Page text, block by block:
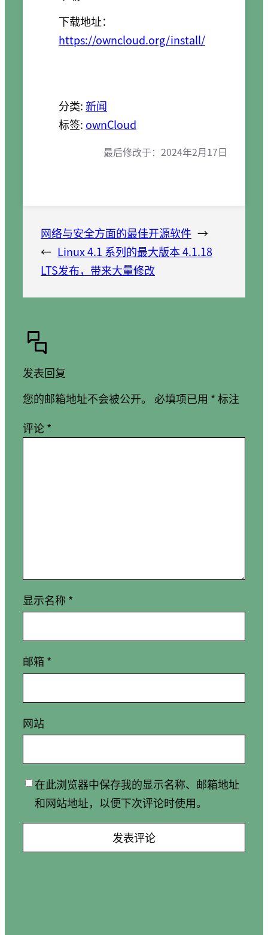
下载地址：
https://owncloud.org/install/
分类:新闻
标签: ownCloud
最后修改于： 2024年2月17日
网络与安全方面的最佳开源软件 →
← Linux 4.1 系列的最大版本 4.1.18
LTS发布，带来大量修改
发表回复
您的邮箱地址不会被公开。
必填项已用 *标注
评论*
显示名称 *
邮箱 *
网站
在此浏览器中保存我的显示名称、邮箱地址
和网站地址，以便下次评论时使用。